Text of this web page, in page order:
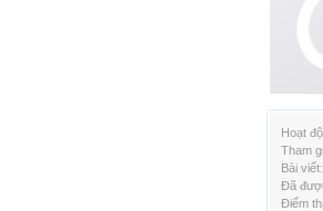
Hoạt
Tham
Bài viết:
Đã
Điểm